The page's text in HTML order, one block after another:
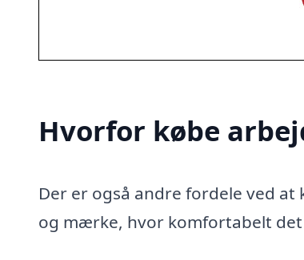
Hvorfor købe
Der er også andre fordele ved
og mærke, hvor komfortabelt det